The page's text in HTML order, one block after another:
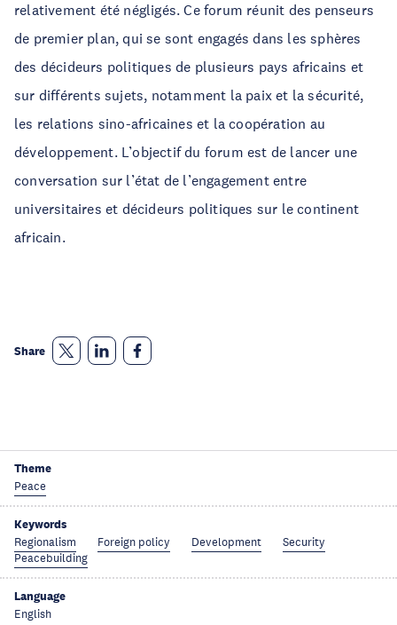
relativement été négligés. Ce forum réunit des penseurs
de premier plan, qui se sont engagés dans les sphères
des décideurs politiques de plusieurs pays africains et
sur différents sujets, notamment la paix et la sécurité,
les relations sino-africaines et la coopération au
développement. L’objectif du forum est de lancer une
conversation sur l’état de l’engagement entre
universitaires et décideurs politiques sur le continent
africain.
Share
Theme
Peace
Keywords
Regionalism Foreign policy Development
Security
Peacebuilding
Language
English